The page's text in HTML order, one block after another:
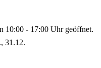
10:00 - 17:00 Uhr geöffnet.
31.12.